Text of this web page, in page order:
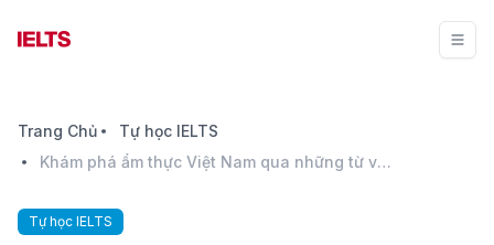
Trang Chủ
Tự học IELTS
Khám phá ẩm thực Việt Nam qua những từ vựng tiếng Anh đơn giản, dễ hiểu
Tự học IELTS